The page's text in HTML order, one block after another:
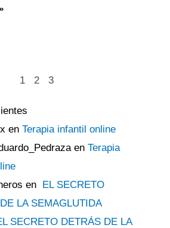
1 2 3
en Terapia infantil online
en Terapia
en EL SECRETO
LA SEMAGLUTIDA
SECRETO DETRÁS DE LA